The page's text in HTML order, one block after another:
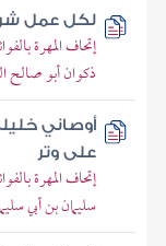
لكل عمل
إتحاف المهرة
ذكوان أبو صالح
أوصاني
على وتر
إتحاف المهرة
سليمان بن أبي